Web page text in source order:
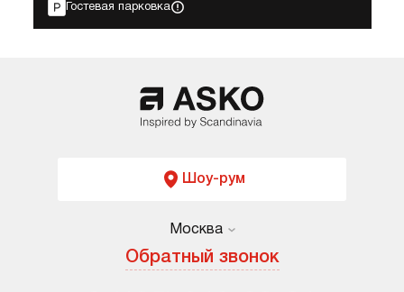
Гостевая парковка
Шоу-рум
Москва
Обратный звонок
Москва